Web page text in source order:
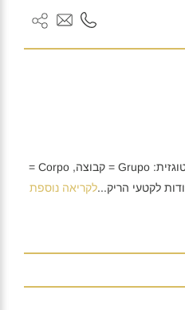
להקת המחול גרופו קורפו (בפורטוגזית: Grupo = קבוצה, Corpo =
לקטעי הריק...לקריאה נוספת